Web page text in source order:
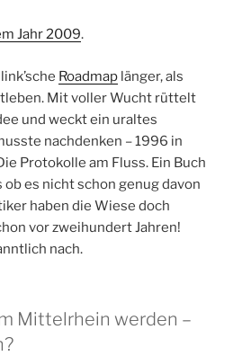
Jahr 2009.
Roadmap länger, als
Mit voller Wucht rüttelt
und weckt ein uraltes
nachdenken – 1996 in
Protokolle am Fluss. Ein Buch
ob es nicht schon genug davon
haben die Wiese doch
vor zweihundert Jahren!
nach.
Mittelrhein werden –